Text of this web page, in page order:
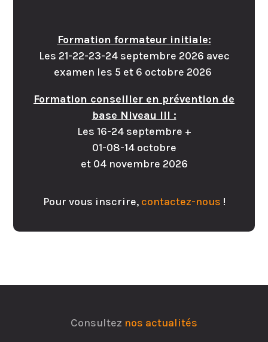
Formation formateur initiale:
Les 21-22-23-24 septembre 2026 avec
examen les 5 et 6 octobre 2026
Formation conseiller en prévention de
base Niveau III :
Les 16-24 septembre +
01-08-14 octobre
et 04 novembre 2026
Pour vous inscrire, contactez-nous !
Consultez nos actualités